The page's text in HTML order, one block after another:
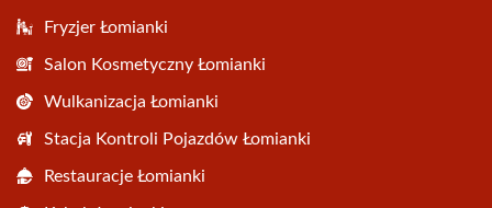
Fryzjer Łomianki
Salon Kosmetyczny Łomianki
Wulkanizacja Łomianki
Stacja Kontroli Pojazdów Łomianki
Restauracje Łomianki